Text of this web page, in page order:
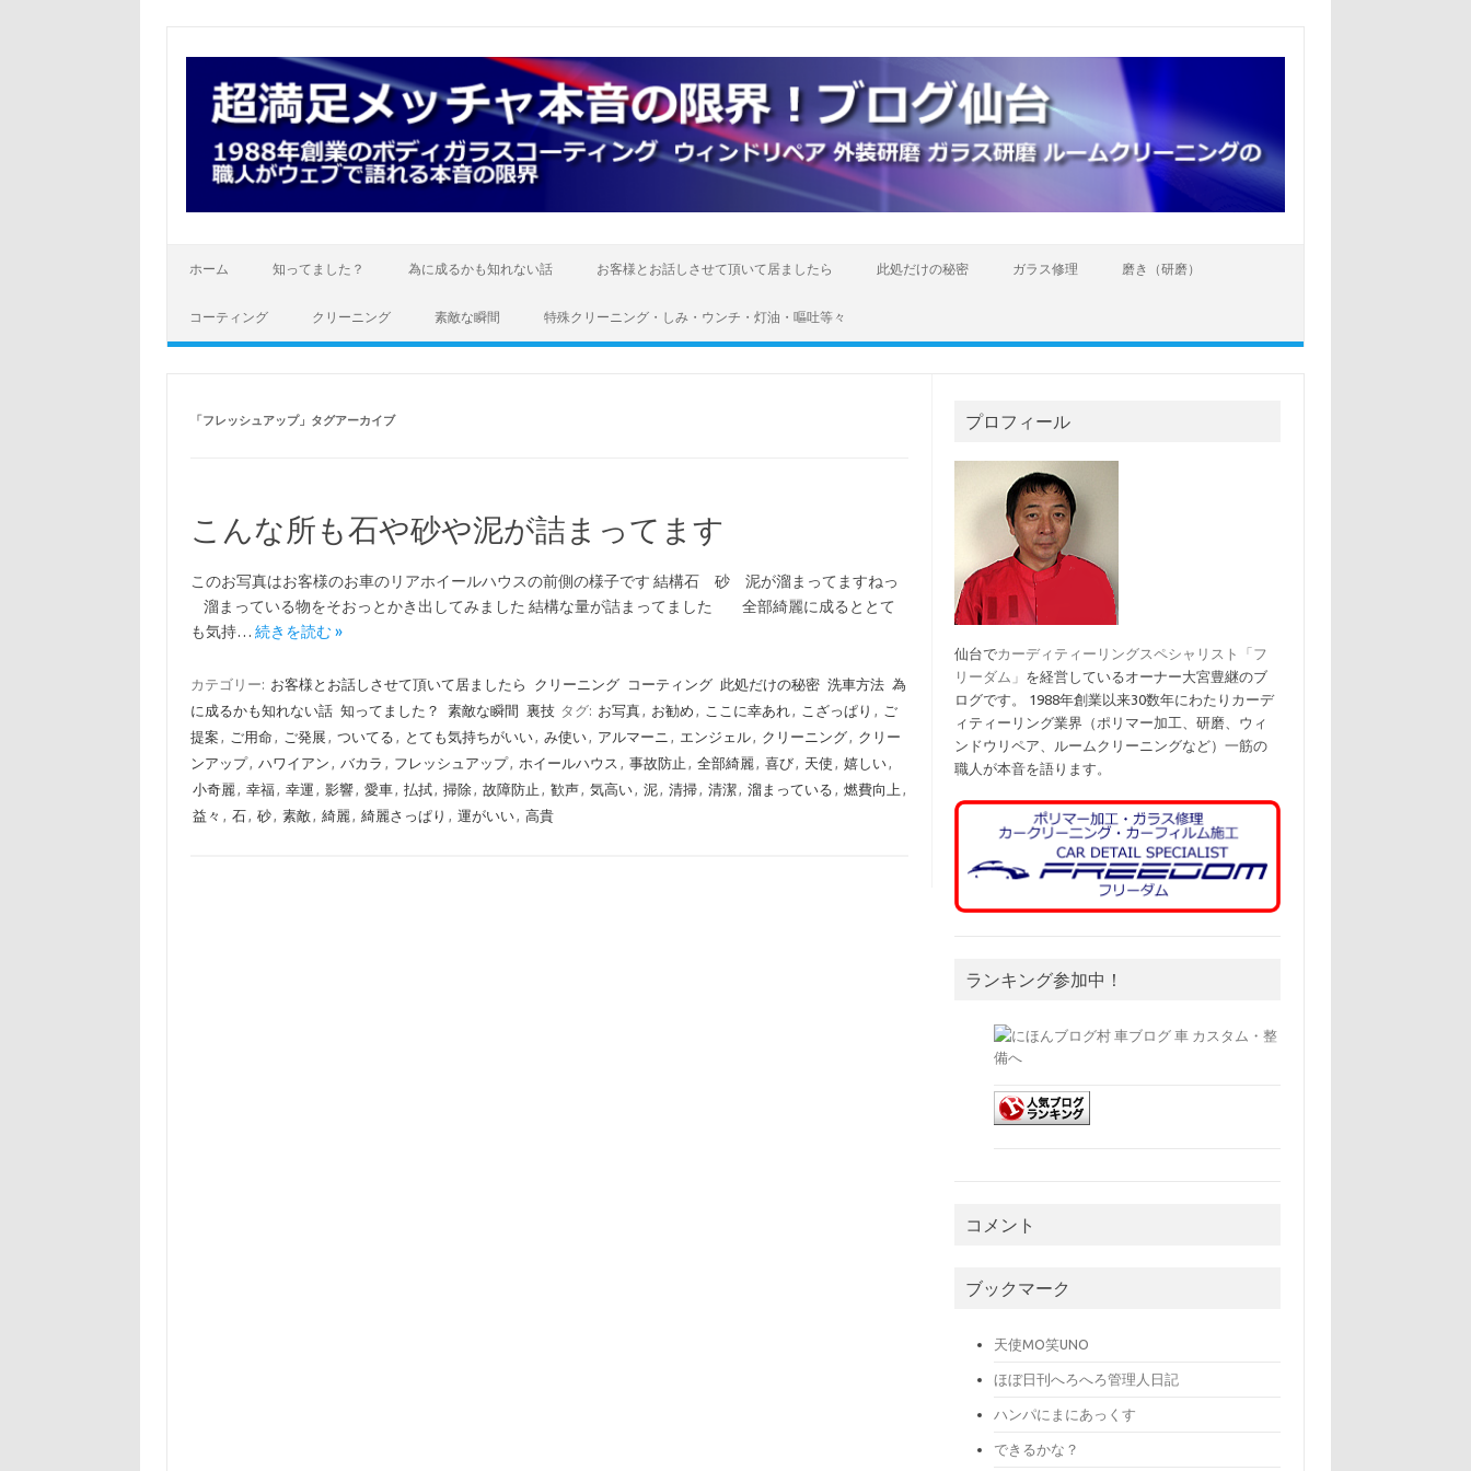
ホーム 知ってました？ 為に成るかも知れない話 お客様とお話しさせて頂いて居ましたら 此処だけの秘密 ガラス修理 磨き（研磨）
コーティング クリーニング 素敵な瞬間 特殊クリーニング・しみ・ウンチ・灯油・嘔吐等々
「フレッシュアップ」タグアーカイブ
こんな所も石や砂や泥が詰まってます
このお写真はお客様のお車のリアホイールハウスの前側の様子です 結構石 砂 泥が溜まってますねっ
溜まっている物をそおっとかき出してみました 結構な量が詰まってました 全部綺麗に成るととて
も気持… 続きを読む »
カテゴリー: お客様とお話しさせて頂いて居ましたら クリーニング コーティング 此処だけの秘密 洗車方法 為
に成るかも知れない話 知ってました？ 素敵な瞬間 裏技 タグ: お写真, お勧め , ここに幸あれ, こざっぱり ,
ご
提案 , ご用命 , ご発展 , ついてる , とても気持ちがいい, み使い, アルマーニ , エンジェル, クリーニング, クリー
ンアップ, ハワイアン , バカラ , フレッシュアップ, ホイールハウス , 事故防止 , 全部綺麗 , 喜び, 天使 , 嬉しい,
小奇麗 , 幸福, 幸運 , 影響, 愛車, 払拭, 掃除, 故障防止 , 歓声, 気高い, 泥, 清掃, 清潔, 溜まっている , 燃費向上 ,
益々 , 石, 砂, 素敵, 綺麗 , 綺麗さっぱり , 運がいい, 高貴
プロフィール
仙台でカーディティーリングスペシャリスト「フ
リーダム」 を経営しているオーナー大宮豊継のブ
ログです。 1988年創業以来30数年にわたりカーデ
ィティーリング業界（ポリマー加工、研磨、ウィ
ンドウリペア、ルームクリーニングなど）一筋の
職人が本音を語ります。
ランキング参加中！
コメント
ブックマーク
天使MO笑UNO
ほぼ日刊へろへろ管理人日記
ハンパにまにあっくす
できるかな？